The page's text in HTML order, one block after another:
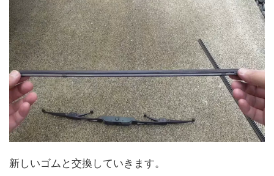
新しいゴムと交換していきます。